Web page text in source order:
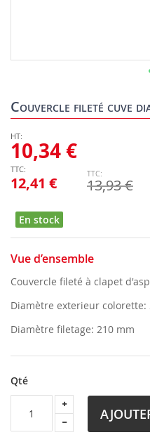
Couvercle fileté cuve
12,41 €
10,34 €
13,93 €
En stock
Vue d’ensemble
Couvercle fileté à clapet
Diamètre exterieur colorette:
Diamètre filetage: 210 mm
Qté
to
the
of
the
images
gallery